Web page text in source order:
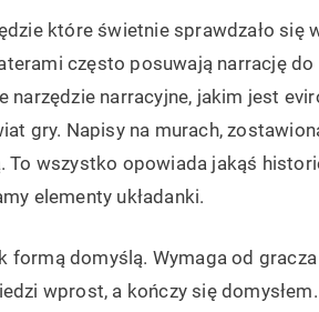
które świetnie sprawdzało się
często posuwają narrację do
narzędzie narracyjne, jakim jest
gry. Napisy na murach,
To wszystko opowiada jakąś
elementy układanki.
domyślą. Wymaga od
wprost, a kończy się domysłem.